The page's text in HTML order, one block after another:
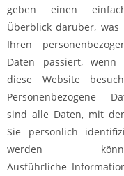
geben einen
Überblick darüber, was
Ihren
Daten passiert, wenn
diese Website
Personenbezogene
sind alle Daten, mit
Sie persönlich
werden
Ausführliche